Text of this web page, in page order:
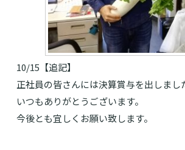
10/15【追記】
正社員の皆さんには決算賞与を出しまし
いつもありがとうございます。
今後とも宜しくお願い致します。